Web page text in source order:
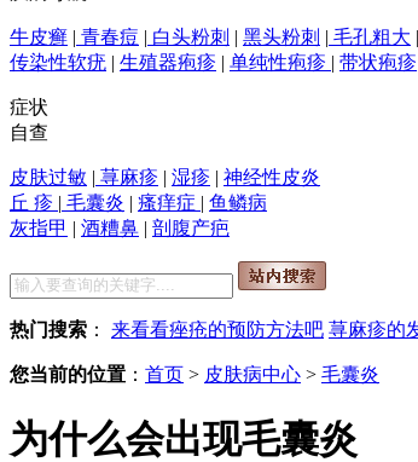
牛皮癣 | 青春痘 | 白头粉刺 | 黑头粉刺 | 毛孔粗大 |
传染性软疣 | 生殖器疱疹 | 单纯性疱疹 | 带状疱疹
症状
自查
皮肤过敏 | 荨麻疹 | 湿疹 | 神经性皮炎
丘 疹 | 毛囊炎 | 瘙痒症 | 鱼鳞病
灰指甲 | 酒糟鼻 | 剖腹产疤
热门搜索 ： 来看看痤疮的预防方法吧 荨麻疹的
您当前的位置 ： 首页 > 皮肤病中心 > 毛囊炎
为什么会出现毛囊炎